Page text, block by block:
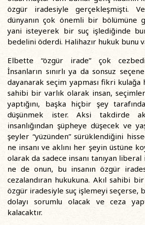
özgür iradesiyle gerçekleşmişti.
dünyanın çok önemli bir bölümüne
yani isteyerek bir suç işlediğinde
bedelini öderdi. Halihazır hukuk bunu
Elbette “özgür irade” çok
İnsanların sınırlı ya da sonsuz
dayanarak seçim yapması fikri kulağa
sahibi bir varlık olarak insan,
yaptığını, başka hiçbir şey
düşünmek ister. Aksi takdirde
insanlığından şüpheye düşecek ve
şeyler “yüzünden” sürüklendiğini
ne insanı ve aklını her şeyin üstüne
olarak da sadece insanı tanıyan
ne de onun, bu insanın özgür
cezalandıran hukukuna. Akıl sahibi
özgür iradesiyle suç işlemeyi seçerse,
dolayı sorumlu olacak ve ceza
kalacaktır.